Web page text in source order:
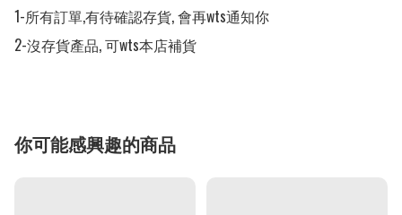
1-所有訂單,有待確認存貨, 會再wts通知你
2-沒存貨產品, 可wts本店補貨
你可能感興趣的商品